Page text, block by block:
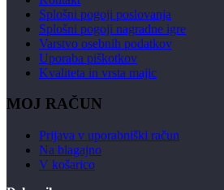
Splošni pogoji poslovanja
Splošni pogoji nagradne igre
Varstvo osebnih podatkov
Uporaba piškotkov
Kvaliteta in vrsta majic
MOJ RAČUN
Prijava v uporabniški račun
Na blagajno
V košarico